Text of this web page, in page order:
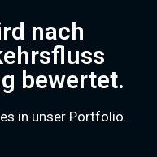
nach
bewertet.
in unser Portfolio.